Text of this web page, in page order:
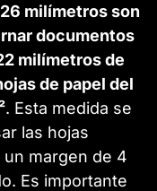
milímetros son
documentos
milímetros de
de papel del
. Esta medida se
las hojas
margen de 4
Es importante